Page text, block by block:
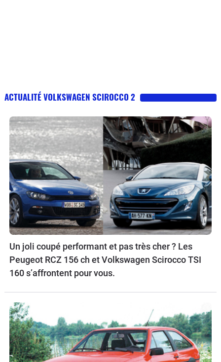
ACTUALITÉ VOLKSWAGEN SCIROCCO 2
Un joli coupé performant et pas très cher ? Les
Peugeot RCZ 156 ch et Volkswagen Scirocco TSI
160 s’affrontent pour vous.